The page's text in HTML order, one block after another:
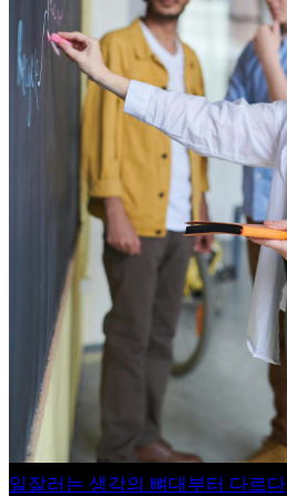
일잘러는 생각의 뼈대부터 다르다